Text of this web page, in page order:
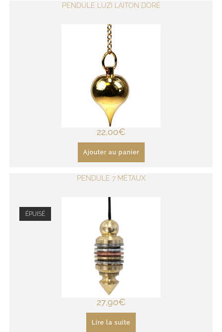
PENDULE LUZI LAITON DORÉ
22,00€
Ajouter au panier
PENDULE 7 MÉTAUX
ÉPUISÉ
27,90€
Lire la suite